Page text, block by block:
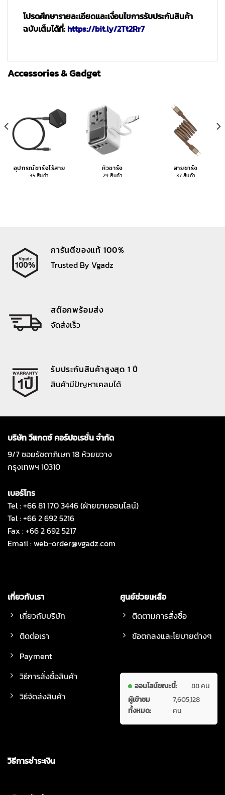
โปรดศึกษารายละเอียดและเงื่อนไขการรับประกันสินค้า
ฉบับเต็มได้ที่:https://bit.ly/2Tt2Rr7
Accessories & Gadget
อุปกรณ์ชาร์จไร้สาย
35 สินค้า
หัวชาร์จ
29 สินค้า
สายชาร์จ
37 สินค้า
การันตีของแท้ 100%
Trusted By Vgadz
สต๊อกพร้อมส่ง
จัดส่งเร็ว
รับประกันสินค้าสูงสุด 1 ปี
สินค้ามีปัญหาเคลมได้
บริษัท วีแกดซ์ คอร์ปอเรชั่น จำกัด
9/7 ซอยรัชดาภิเษก 18 ห้วยขวาง
กรุงเทพฯ 10310
เบอร์โทร
Tel : +66 81 170 3446 (ฝ่ายขายออนไลน์)
Tel : +66 2 692 5216
Fax : +66 2 692 5217
Email :web-order@vgadz.com
เกี่ยวกับเรา
เกี่ยวกับบริษัท
ติดต่อเรา
Payment
วิธีการสั่งซื้อสินค้า
วิธีจัดส่งสินค้า
ศูนย์ช่วยเหลือ
ติดตามการสั่งซื้อ
ข้อตกลงและโยบายต่างๆ
ออนไลน์ขณะนี้:
88 คน
ผู้เข้าชม
ทั้งหมด:
7,605,128
คน
วิธีการชำระเงิน